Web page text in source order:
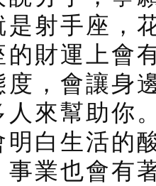
是射手座，
的財運上會
度，會讓身
人來幫助你
明白生活的
事業也會有